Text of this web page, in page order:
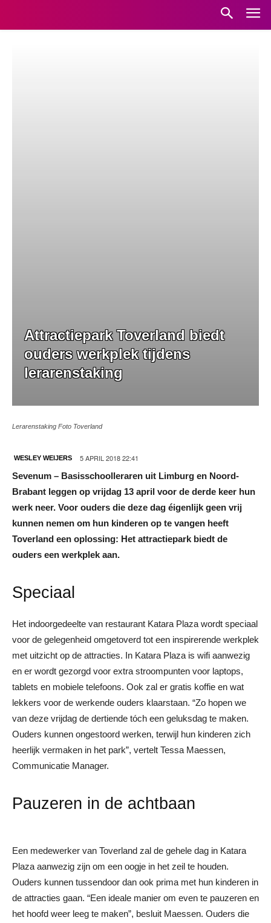
Attractiepark Toverland biedt
ouders werkplek tijdens
lerarenstaking
Lerarenstaking Foto Toverland
WESLEY WEIJERS 5 APRIL 2018 22:41
Sevenum – Basisschoolleraren uit Limburg en Noord-
Brabant leggen op vrijdag 13 april voor de derde keer hun
werk neer. Voor ouders die deze dag éigenlijk geen vrij
kunnen nemen om hun kinderen op te vangen heeft
Toverland een oplossing: Het attractiepark biedt de
ouders een werkplek aan.
Speciaal
Het indoorgedeelte van restaurant Katara Plaza wordt speciaal
voor de gelegenheid omgetoverd tot een inspirerende werkplek
met uitzicht op de attracties. In Katara Plaza is wifi aanwezig
en er wordt gezorgd voor extra stroompunten voor laptops,
tablets en mobiele telefoons. Ook zal er gratis koffie en wat
lekkers voor de werkende ouders klaarstaan. “Zo hopen we
van deze vrijdag de dertiende tóch een geluksdag te maken.
Ouders kunnen ongestoord werken, terwijl hun kinderen zich
heerlijk vermaken in het park”, vertelt Tessa Maessen,
Communicatie Manager.
Pauzeren in de achtbaan
Een medewerker van Toverland zal de gehele dag in Katara
Plaza aanwezig zijn om een oogje in het zeil te houden.
Ouders kunnen tussendoor dan ook prima met hun kinderen in
de attracties gaan. “Een ideale manier om even te pauzeren en
het hoofd weer leeg te maken”, besluit Maessen. Ouders die